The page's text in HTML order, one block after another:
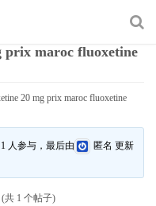
prix maroc fluoxetine
20 mg prix maroc fluoxetine
人参与，最后由 匿名 更新
共 1 个帖子)